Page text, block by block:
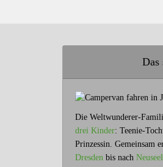
Das
Die Weltwunderer-
drei Kinder: Teenie-
Prinzessin. Gemeinsam
Dresden bis nach